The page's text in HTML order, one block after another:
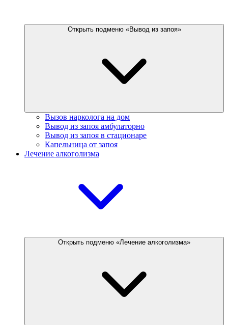
Открыть подменю «Вывод из запоя»
Вызов нарколога на дом
Вывод из запоя амбулаторно
Вывод из запоя в стационаре
Капельница от запоя
Лечение алкоголизма
Открыть подменю «Лечение алкоголизма»